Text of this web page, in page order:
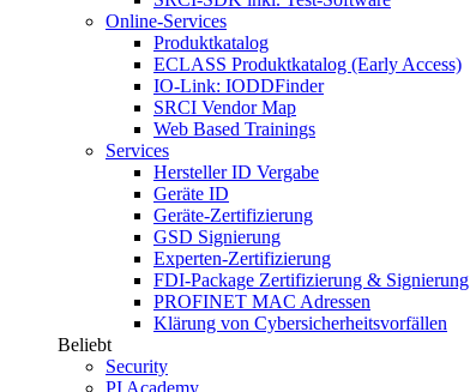
Online-Services
Produktkatalog
ECLASS Produktkatalog (Early Access)
IO-Link: IODDFinder
SRCI Vendor Map
Web Based Trainings
Services
Hersteller ID Vergabe
Geräte ID
Geräte-Zertifizierung
GSD Signierung
Experten-Zertifizierung
FDI-Package Zertifizierung & Signierung
PROFINET MAC Adressen
Klärung von Cybersicherheitsvorfällen
Beliebt
Security